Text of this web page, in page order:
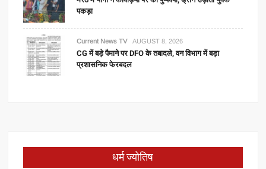
पकड़ा
Current News TV AUGUST 8, 2026
CG में बड़े पैमाने पर DFO के तबादले, वन विभाग में बड़ा
प्रशासनिक फेरबदल
धर्म ज्योतिष